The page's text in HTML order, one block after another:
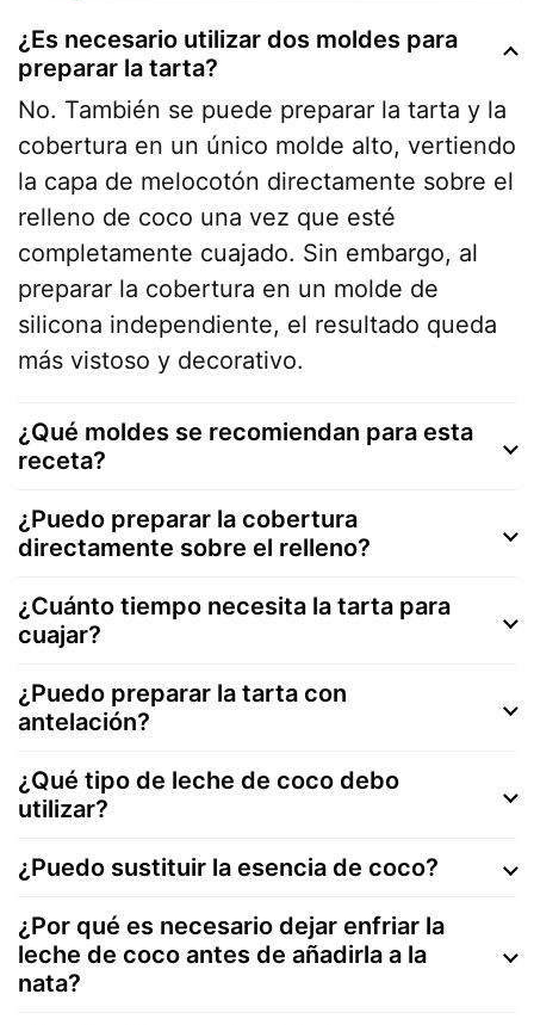
¿Es necesario utilizar dos moldes para
preparar la tarta?
No. También se puede preparar la tarta y la
cobertura en un único molde alto, vertiendo
la capa de melocotón directamente sobre el
relleno de coco una vez que esté
completamente cuajado. Sin embargo, al
preparar la cobertura en un molde de
silicona independiente, el resultado queda
más vistoso y decorativo.
¿Qué moldes se recomiendan para esta
receta?
¿Puedo preparar la cobertura
directamente sobre el relleno?
¿Cuánto tiempo necesita la tarta para
cuajar?
¿Puedo preparar la tarta con
antelación?
¿Qué tipo de leche de coco debo
utilizar?
¿Puedo sustituir la esencia de coco?
¿Por qué es necesario dejar enfriar la
leche de coco antes de añadirla a la
nata?